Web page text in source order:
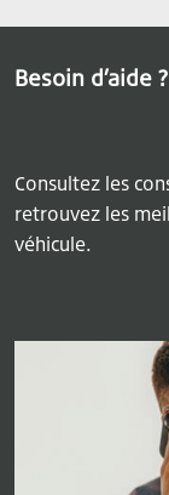
Besoin d’aide
Consultez les
retrouvez les
véhicule.